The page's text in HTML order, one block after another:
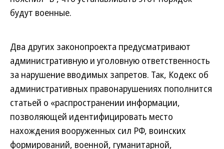
будут военные.
Два других законопроекта предусматривают
административную и уголовную ответственность
за нарушение вводимых запретов. Так, Кодекс об
административных правонарушениях пополнится
статьей о «распространении информации,
позволяющей идентифицировать место
нахождения вооруженных сил РФ, воинских
формирований, военной, гуманитарной,